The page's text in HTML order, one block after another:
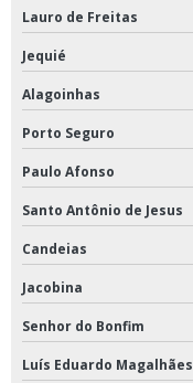
Lauro de Freitas
Jequié
Alagoinhas
Porto Seguro
Paulo Afonso
Santo Antônio de Jesus
Candeias
Jacobina
Senhor do Bonfim
Luís Eduardo Magalhães